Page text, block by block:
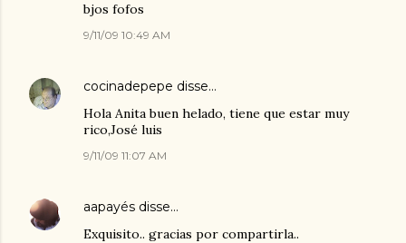
bjos fofos
9/11/09 10:49 AM
cocinadepepe disse…
Hola Anita buen helado, tiene que estar muy
rico,José luis
9/11/09 11:07 AM
aapayés disse…
Exquisito.. gracias por compartirla..